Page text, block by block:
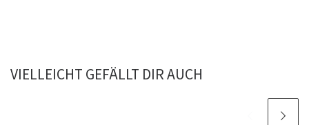
VIELLEICHT GEFÄLLT DIR AUCH